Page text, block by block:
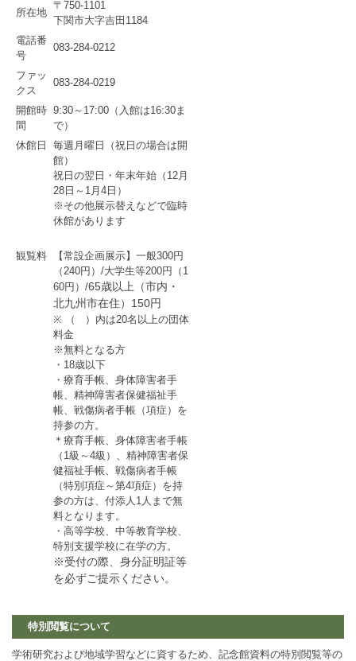
所在地
〒750-1101
下関市大字吉田1184
電話番
号
083-284-0212
ファッ
クス
083-284-0219
開館時
間
9:30～17:00（入館は16:30ま
で）
休館日
毎週月曜日（祝日の場合は開
館）
祝日の翌日・年末年始（12月
28日～1月4日）
※その他展示替えなどで臨時
休館があります
観覧料 【常設企画展示】 一般300円
（240円）/大学生等200円（1
60円）/65歳以上（市内・
北九州市在住）150円
※ （ ）内は20名以上の団体
料金
※無料となる方
・18歳以下
・療育手帳、身体障害者手
帳、精神障害者保健福祉手
帳、戦傷病者手帳（項症）を
持参の方。
＊療育手帳、身体障害者手帳
（1級～4級）、精神障害者保
健福祉手帳、戦傷病者手帳
（特別項症～第4項症）を持
参の方は、付添人1人まで無
料となります。
・高等学校、中等教育学校、
特別支援学校に在学の方。
※受付の際、身分証明証等
を必ずご提示ください。
特別閲覧について
​学術研究および地域学習などに資するため、記念館資料の特別閲覧等の